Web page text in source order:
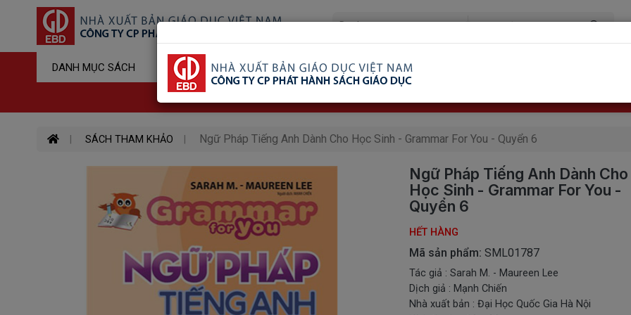
DANH MỤC SÁCH Sản Phẩm Đã Xem Ship COD Trên Toàn Quốc
SÁCH THAM KHẢO Ngữ Pháp Tiếng Anh Dành Cho Học Sinh - Grammar For You - Quyển 6
Ngữ Pháp Tiếng Anh Dành Cho
Học Sinh - Grammar For You -
Quyển 6
HẾT HÀNG
Mã sản phẩm: SML01787
Tác giả : Sarah M. - Maureen Lee
Dịch giả : Mạnh Chiến
Nhà xuất bản : Đại Học Quốc Gia Hà Nội